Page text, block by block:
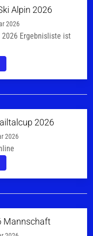
Alpin 2026
2026
Ergebnisliste ist
2026
2026
Mannschaft